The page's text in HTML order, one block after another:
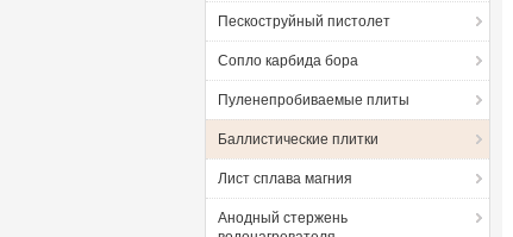
Пескоструйный пистолет
Сопло карбида бора
Пуленепробиваемые плиты
Баллистические плитки
Лист сплава магния
Анодный стержень